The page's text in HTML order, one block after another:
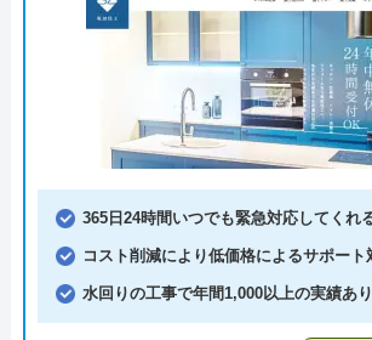
365日24時間いつでも緊急対応してくれ
コスト削減により低価格によるサポート
水回りの工事で年間1,000以上の実績あり